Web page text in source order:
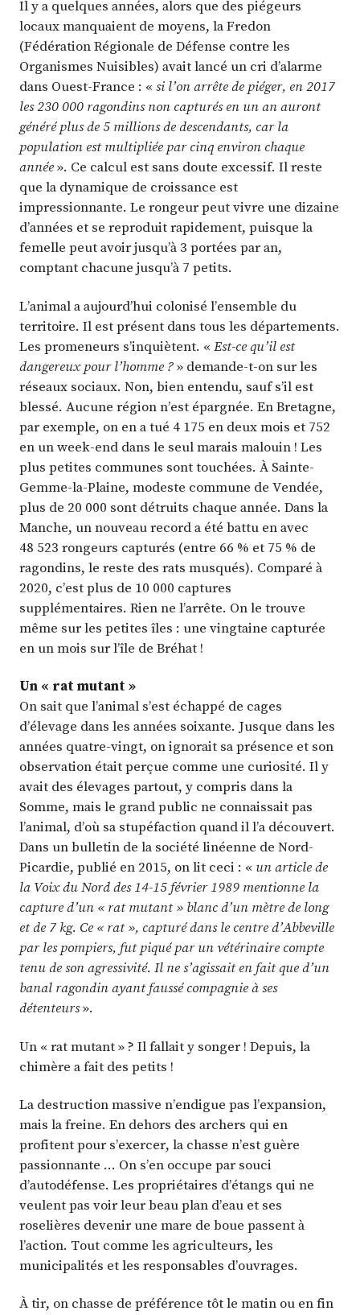
Il y a quelques années, alors que des piégeurs
locaux manquaient de moyens, la Fredon
(Fédération Régionale de Défense contre les
Organismes Nuisibles) avait lancé un cri d’alarme
dans Ouest-France : «si l’on arrête de piéger, en 2017
les 230 000 ragondins non capturés en un an auront
généré plus de 5 millions de descendants, car la
population est multipliée par cinq environ chaque
année». Ce calcul est sans doute excessif. Il reste
que la dynamique de croissance est
impressionnante. Le rongeur peut vivre une dizaine
d’années et se reproduit rapidement, puisque la
femelle peut avoir jusqu’à 3 portées par an,
comptant chacune jusqu’à 7 petits.
L’animal a aujourd’hui colonisé l’ensemble du
territoire. Il est présent dans tous les départements.
Les promeneurs s’inquiètent. «Est-ce qu’il est
dangereux pour l’homme ?» demande-t-on sur les
réseaux sociaux. Non, bien entendu, sauf s’il est
blessé. Aucune région n’est épargnée. En Bretagne,
par exemple, on en a tué 4 175 en deux mois et 752
en un week-end dans le seul marais malouin ! Les
plus petites communes sont touchées. À Sainte-
Gemme-la-Plaine, modeste commune de Vendée,
plus de 20 000 sont détruits chaque année. Dans la
Manche, un nouveau record a été battu en avec
48 523 rongeurs capturés (entre 66 % et 75 % de
ragondins, le reste des rats musqués). Comparé à
2020, c’est plus de 10 000 captures
supplémentaires. Rien ne l’arrête. On le trouve
même sur les petites îles : une vingtaine capturée
en un mois sur l’île de Bréhat !
Un « rat mutant »
On sait que l’animal s’est échappé de cages
d’élevage dans les années soixante. Jusque dans les
années quatre-vingt, on ignorait sa présence et son
observation était perçue comme une curiosité. Il y
avait des élevages partout, y compris dans la
Somme, mais le grand public ne connaissait pas
l’animal, d’où sa stupéfaction quand il l’a découvert.
Dans un bulletin de la société linéenne de Nord-
Picardie, publié en 2015, on lit ceci : « un article de
la Voix du Nord des 14-15 février 1989 mentionne la
capture d’un « rat mutant » blanc d’un mètre de long
et de 7 kg. Ce « rat », capturé dans le centre d’Abbeville
par les pompiers, fut piqué par un vétérinaire compte
tenu de son agressivité. Il ne s’agissait en fait que d’un
banal ragondin ayant faussé compagnie à ses
détenteurs».
Un « rat mutant » ? Il fallait y songer ! Depuis, la
chimère a fait des petits !
La destruction massive n’endigue pas l’expansion,
mais la freine. En dehors des archers qui en
profitent pour s’exercer, la chasse n’est guère
passionnante … On s’en occupe par souci
d’autodéfense. Les propriétaires d’étangs qui ne
veulent pas voir leur beau plan d’eau et ses
roselières devenir une mare de boue passent à
l’action. Tout comme les agriculteurs, les
municipalités et les responsables d’ouvrages.
À tir, on chasse de préférence tôt le matin ou en fin